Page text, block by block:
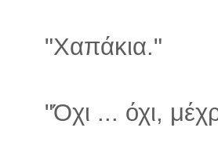
"Χαπάκια."
"Όχι ... όχι,